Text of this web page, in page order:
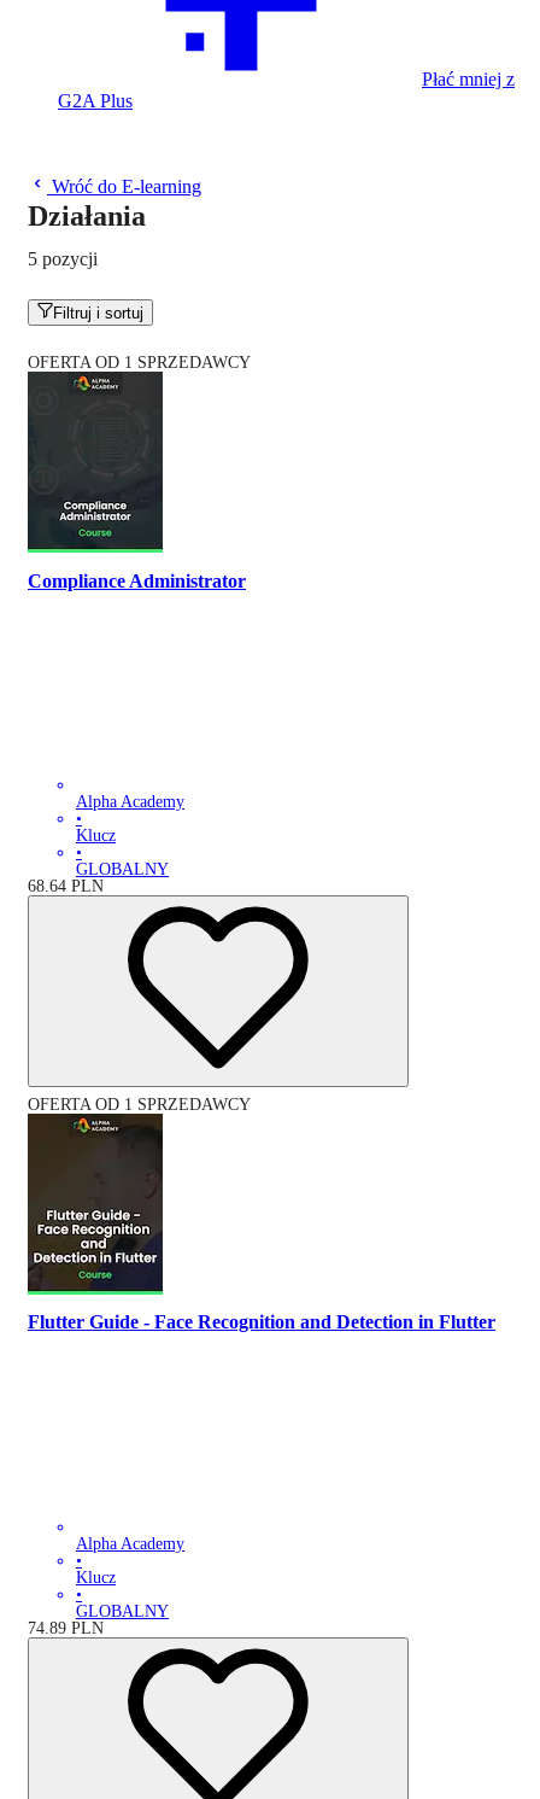
Płać mniej z
G2A Plus
Wróć do E-learning
Działania
5 pozycji
Filtruj i sortuj
OFERTA OD 1 SPRZEDAWCY
Compliance Administrator
Alpha Academy
•
Klucz
•
GLOBALNY
68.64 PLN
OFERTA OD 1 SPRZEDAWCY
Flutter Guide - Face Recognition and Detection in Flutter
Alpha Academy
•
Klucz
•
GLOBALNY
74.89 PLN